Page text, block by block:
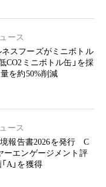
ース
スフーズがミニボトル
CO2ミニボトル缶」を採
を約50%削減
ース
報告書2026を発行 C
ーエンゲージメント評
A」を獲得